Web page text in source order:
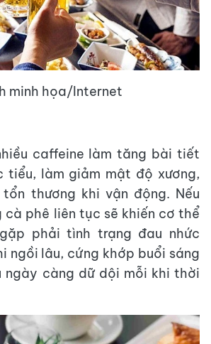
minh họa/Internet
caffeine làm tăng bài tiết
tiểu, làm giảm mật độ xương,
thương khi vận động. Nếu
cà phê liên tục sẽ khiến cơ thể
phải tình trạng đau nhức
ngồi lâu, cứng khớp buổi sáng
ngày càng dữ dội mỗi khi thời